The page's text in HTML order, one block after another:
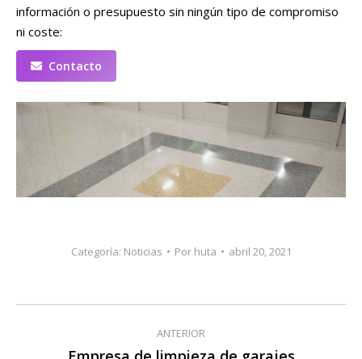
información o presupuesto sin ningún tipo de compromiso
ni coste:
Contacto
Categoría: Noticias Por huta abril 20, 2021
NavegaciónANTERIOR
Publicación